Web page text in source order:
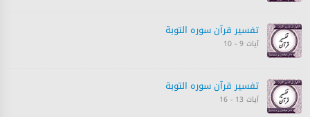
تفسیر قرآن سورہ ‎التوبة‎
آیات 9 - 10
تفسیر قرآن سورہ ‎التوبة‎
آیات 13 - 16